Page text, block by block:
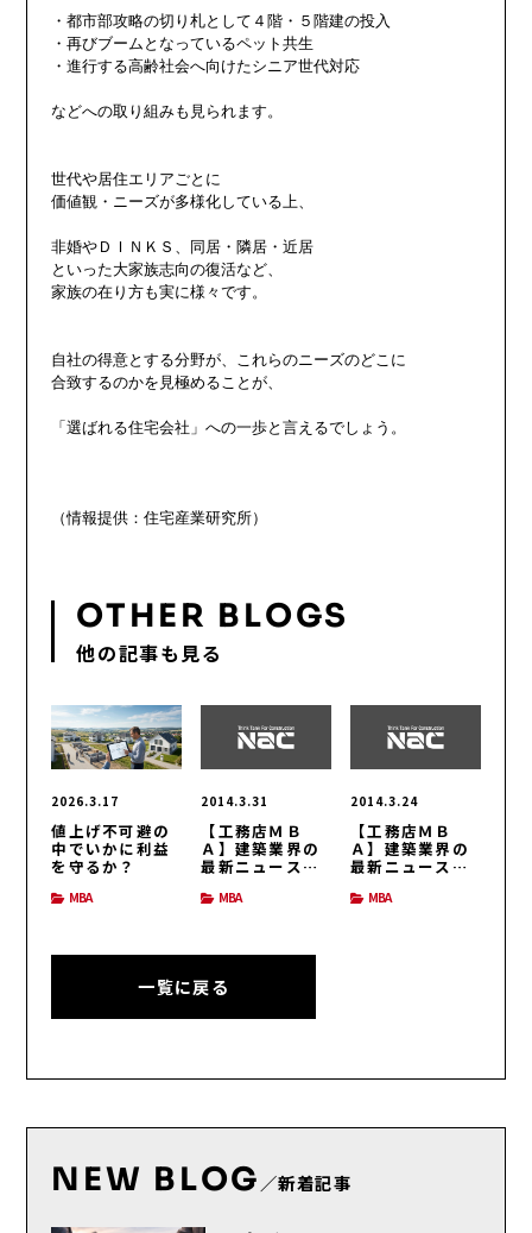
・都市部攻略の切り札として４階・５階建の投入
・再びブームとなっているペット共生
・進行する高齢社会へ向けたシニア世代対応
などへの取り組みも見られます。
世代や居住エリアごとに
価値観・ニーズが多様化している上、
非婚やＤＩＮＫＳ、同居・隣居・近居
といった大家族志向の復活など、
家族の在り方も実に様々です。
自社の得意とする分野が、これらのニーズのどこに
合致するのかを見極めることが、
「選ばれる住宅会社」への一歩と言えるでしょう。
OTHER BLOGS
他の記事も見る
2026.3.17
値上げ不可避の
中でいかに利益
を守るか？
MBA
2014.3.31
【工務店ＭＢ
Ａ】建築業界の
最新ニュース
MBA
2014.3.24
【工務店ＭＢ
Ａ】建築業界の
最新ニュース
MBA
一覧に戻る
NEW BLOG ／新着記事